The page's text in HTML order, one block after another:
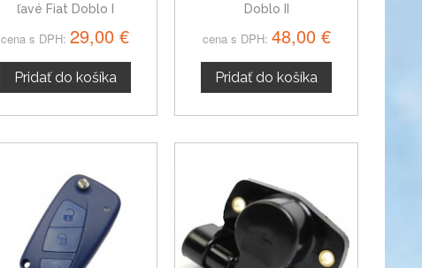
ľavé Fiat Doblo I
cena s DPH: 29,00 €
Pridať do košíka
Doblo II
cena s DPH: 48,00 €
Pridať do košíka